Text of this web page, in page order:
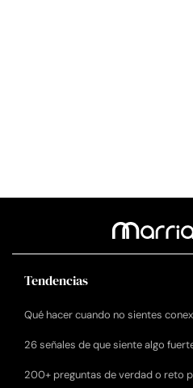
Tendencias
Qué hacer cuando no sientes
26 señales de que siente algo
200+ preguntas de verdad o reto